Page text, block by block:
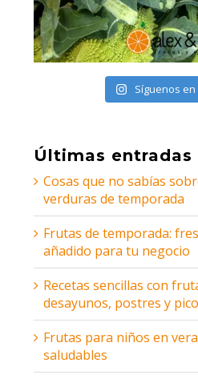
Síguenos
Últimas entradas
Cosas que no sabías
verduras de temporada
Frutas de temporada:
añadido para tu negocio
Recetas sencillas con
desayunos, postres y
Frutas para niños en
saludables